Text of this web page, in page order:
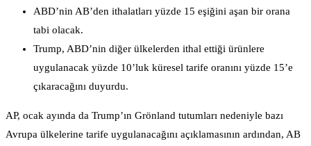
ABD’nin AB’den ithalatları yüzde 15 eşiğini aşan bir orana
tabi olacak.
Trump, ABD’nin diğer ülkelerden ithal ettiği ürünlere
uygulanacak yüzde 10’luk küresel tarife oranını yüzde 15’e
çıkaracağını duyurdu.
AP, ocak ayında da Trump’ın Grönland tutumları nedeniyle bazı
Avrupa ülkelerine tarife uygulanacağını açıklamasının ardından, AB